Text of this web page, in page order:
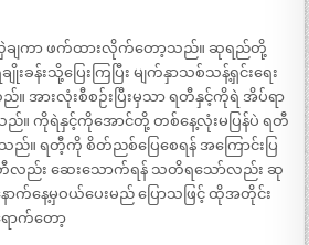
ချကာ ဖက်ထားလိုက်တော့သည်။ ဆုရည်တို့
ျိုးခန်းသို့ပြေးကြပြီး မျက်နှာသစ်သန့်ရှင်းရေး
အားလုံးစီစဉ်းပြီးမှသာ ရတီနှင့်ကိုရဲ အိပ်ရာ
ည်။ ကိုရဲနှင့်ကိုအောင်တို့ တစ်နေ့လုံးမပြန်ပဲ ရတီ
ည်။ ရတီ့ကို စိတ်ညစ်ပြေစေရန် အကြောင်းပြ
ရတီလည်း ဆေးသောက်ရန် သတိရသော်လည်း ဆု
က်နေ့မှဝယ်ပေးမည် ပြောသဖြင့် ထိုအတိုင်း
ာက်တော့